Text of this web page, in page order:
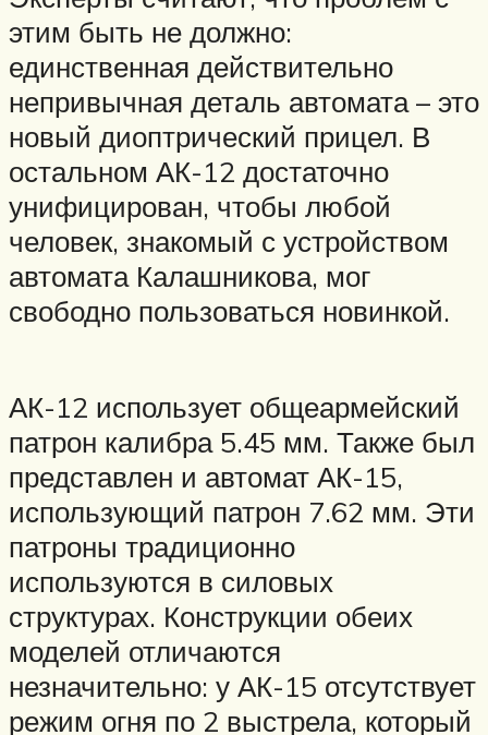
этим быть не должно:
единственная действительно
непривычная деталь автомата – это
новый диоптрический прицел. В
остальном АК-12 достаточно
унифицирован, чтобы любой
человек, знакомый с устройством
автомата Калашникова, мог
свободно пользоваться новинкой.
АК-12 использует общеармейский
патрон калибра 5.45 мм. Также был
представлен и автомат АК-15,
использующий патрон 7.62 мм. Эти
патроны традиционно
используются в силовых
структурах. Конструкции обеих
моделей отличаются
незначительно: у АК-15 отсутствует
режим огня по 2 выстрела, который